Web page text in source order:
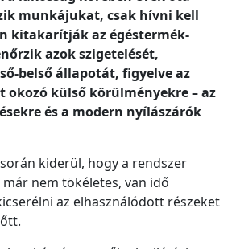
munkájukat, csak hívni kell
kitakarítják az égéstermék-
azok szigetelését,
belső állapotát, figyelve az
okozó külső körülményekre – az
és a modern nyílászárók
kiderül, hogy a rendszer
nem tökéletes, van idő
az elhasználódott részeket